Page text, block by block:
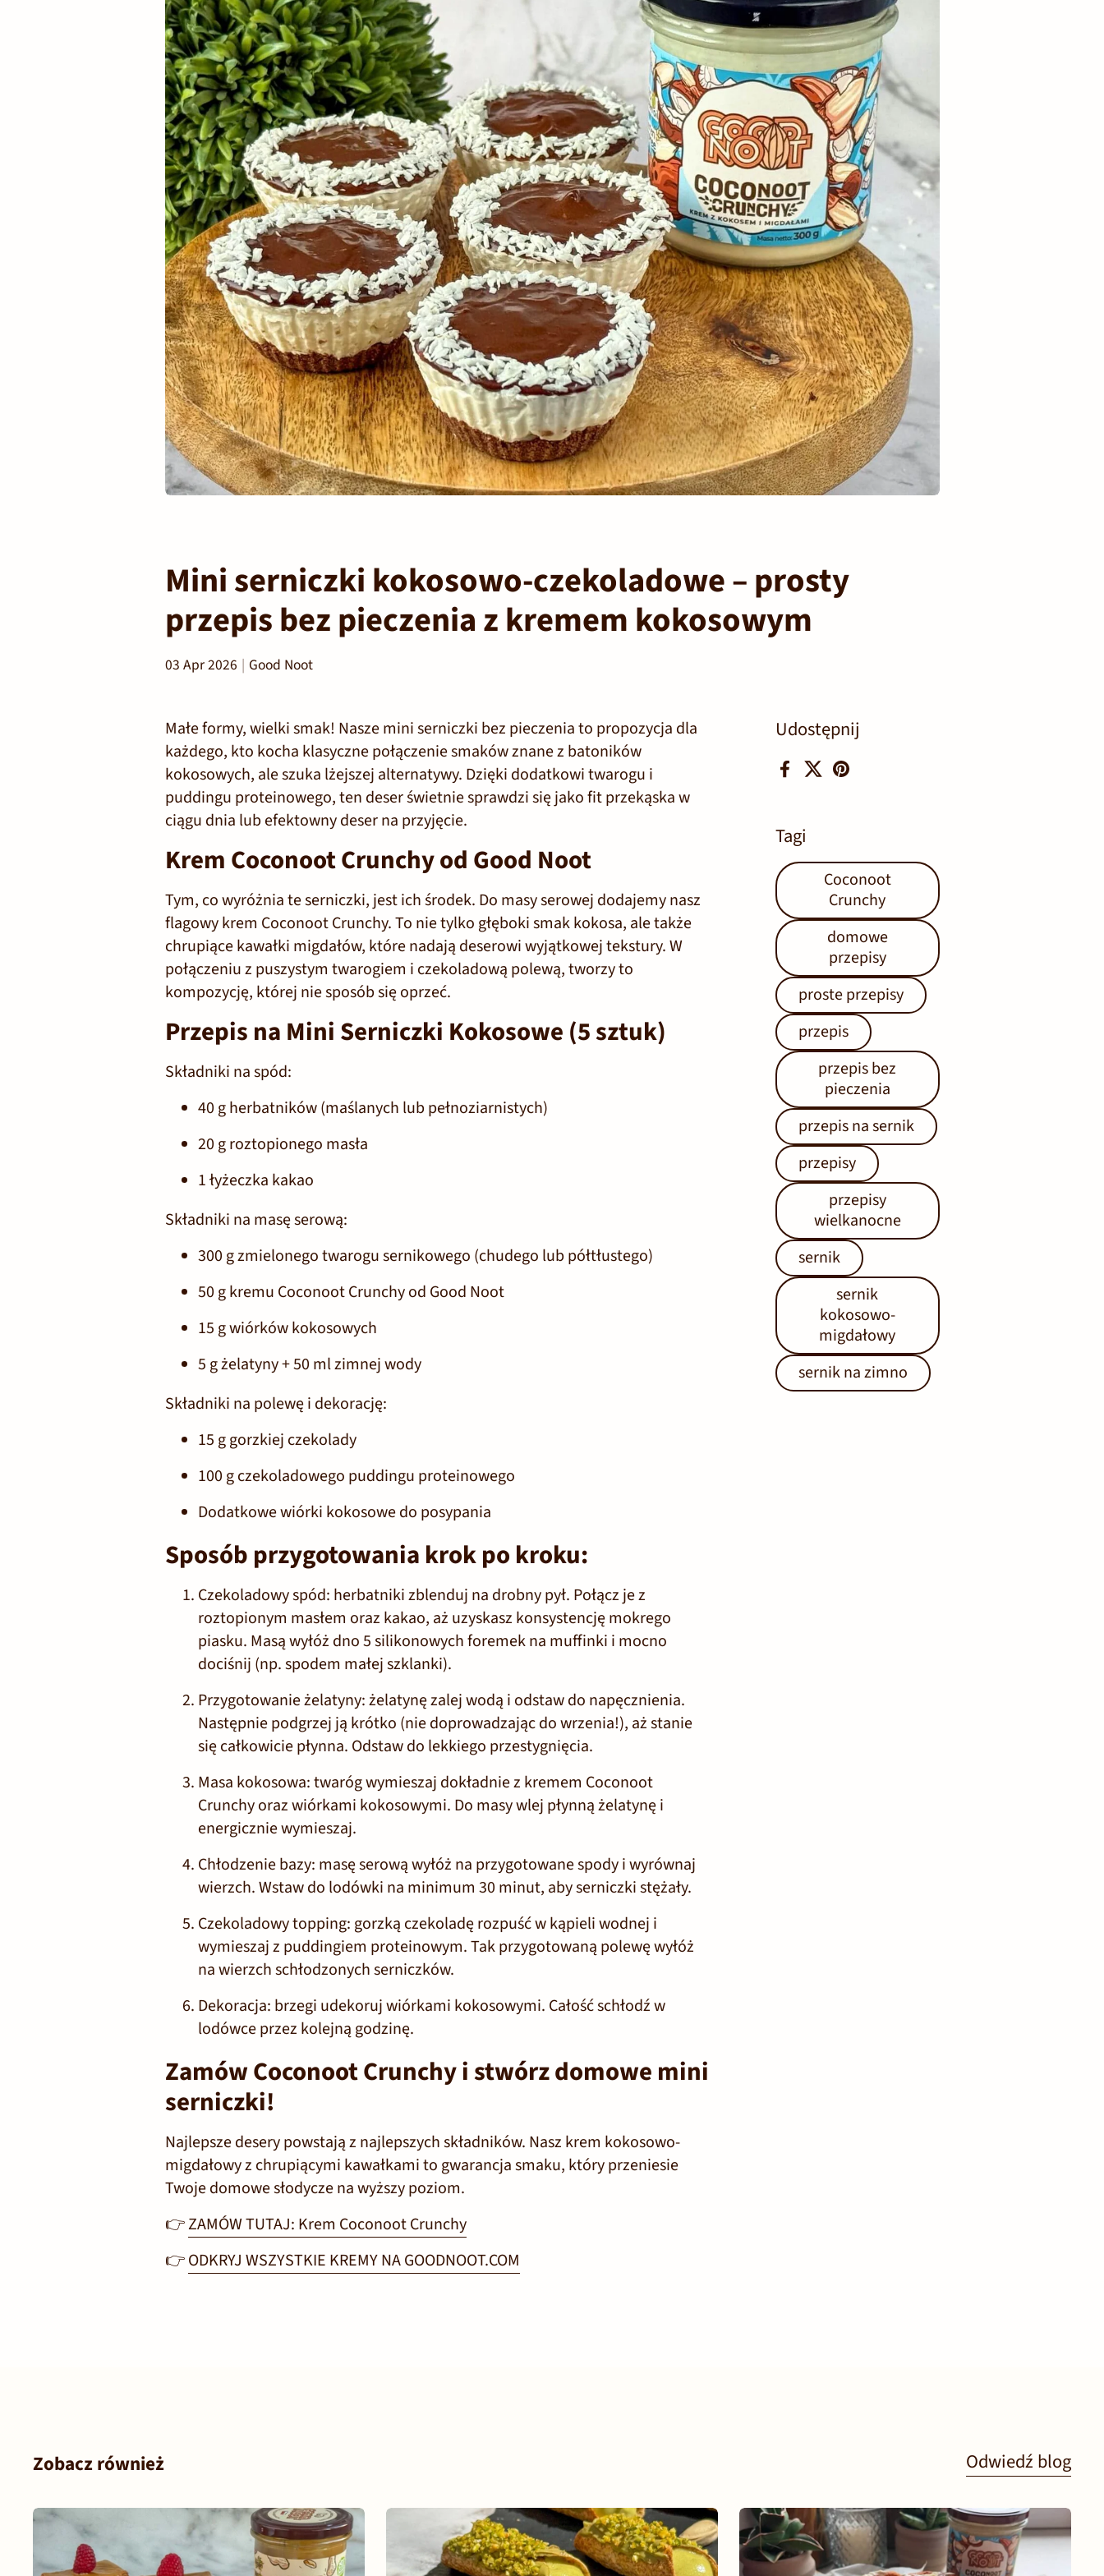
Mini serniczki kokosowo-czekoladowe – prosty
przepis bez pieczenia z kremem kokosowym
03 Apr 2026 Good Noot
Udostępnij
Facebook
X (Twitter)
Pinterest
Tagi
Coconoot
Crunchy
domowe
przepisy
proste przepisy
przepis
przepis bez
pieczenia
przepis na sernik
przepisy
przepisy
wielkanocne
sernik
sernik
kokosowo-
migdałowy
sernik na zimno
Małe formy, wielki smak! Naszemini serniczki bez pieczeniato propozycja dla
każdego, kto kocha klasyczne połączenie smaków znane z batoników
kokosowych, ale szuka lżejszej alternatywy. Dzięki dodatkowi twarogu i
puddingu proteinowego, ten deser świetnie sprawdzi się jako fit przekąska w
ciągu dnia lub efektowny deser na przyjęcie.
Krem Coconoot Crunchy od Good Noot
Tym, co wyróżnia te serniczki, jest ich środek. Do masy serowej dodajemy nasz
flagowykrem Coconoot Crunchy. To nie tylko głęboki smak kokosa, ale także
chrupiące kawałki migdałów, które nadają deserowi wyjątkowej tekstury. W
połączeniu z puszystym twarogiem i czekoladową polewą, tworzy to
kompozycję, której nie sposób się oprzeć.
Przepis na Mini Serniczki Kokosowe (5 sztuk)
Składniki na spód:
40 g herbatników (maślanych lub pełnoziarnistych)
20 g roztopionego masła
1 łyżeczka kakao
Składniki na masę serową:
300 g zmielonego twarogu sernikowego (chudego lub półtłustego)
50 gkremu Coconoot Crunchy od Good Noot
15 g wiórków kokosowych
5 g żelatyny + 50 ml zimnej wody
Składniki na polewę i dekorację:
15 g gorzkiej czekolady
100 g czekoladowego puddingu proteinowego
Dodatkowe wiórki kokosowe do posypania
Sposób przygotowania krok po kroku:
Czekoladowy spód: herbatniki zblenduj na drobny pył. Połącz je z
roztopionym masłem oraz kakao, aż uzyskasz konsystencję mokrego
piasku. Masą wyłóż dno 5 silikonowych foremek na muffinki i mocno
dociśnij (np. spodem małej szklanki).
Przygotowanie żelatyny:żelatynę zalej wodą i odstaw do napęcznienia.
Następnie podgrzej ją krótko (nie doprowadzając do wrzenia!), aż stanie
się całkowicie płynna. Odstaw do lekkiego przestygnięcia.
Masa kokosowa:twaróg wymieszaj dokładnie z kremem Coconoot
Crunchyoraz wiórkami kokosowymi. Do masy wlej płynną żelatynę i
energicznie wymieszaj.
Chłodzenie bazy: masę serową wyłóż na przygotowane spody i wyrównaj
wierzch. Wstaw do lodówki na minimum 30 minut, aby serniczki stężały.
Czekoladowy topping: gorzką czekoladę rozpuść w kąpieli wodnej i
wymieszaj z puddingiem proteinowym. Tak przygotowaną polewę wyłóż
na wierzch schłodzonych serniczków.
Dekoracja: brzegi udekoruj wiórkami kokosowymi. Całość schłodź w
lodówce przez kolejną godzinę.
Zamów Coconoot Crunchy i stwórz domowe mini
serniczki!
Najlepsze desery powstają z najlepszych składników. Nasz krem kokosowo-
migdałowy z chrupiącymi kawałkami to gwarancja smaku, który przeniesie
Twoje domowe słodycze na wyższy poziom.
👉ZAMÓW TUTAJ: Krem Coconoot Crunchy
👉ODKRYJ WSZYSTKIE KREMY NA GOODNOOT.COM
Zobacz również Odwiedź blog